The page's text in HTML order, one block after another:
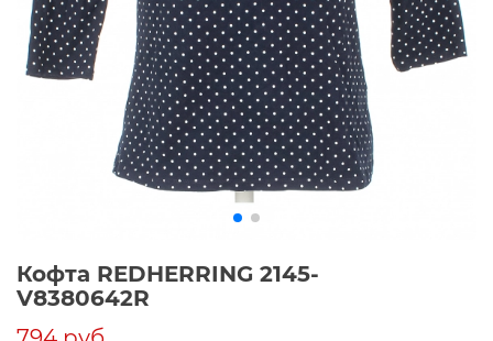
Кофта REDHERRING 2145-
V8380642R